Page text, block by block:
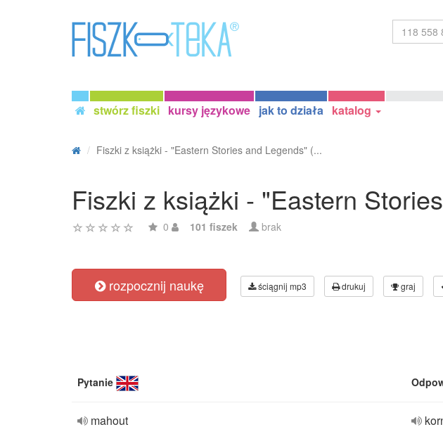
stwórz fiszki kursy językowe jak to działa katalog
Fiszki z książki - "Eastern Stories and Legends" (...
Fiszki z książki - "Eastern
0 101 fiszek brak
rozpocznij naukę ściągnij mp3 drukuj graj
Pytanie
mahout